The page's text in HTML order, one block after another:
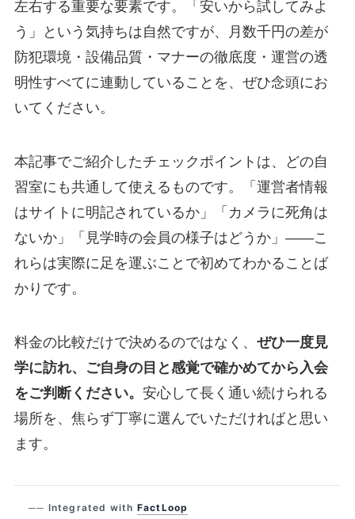
左右する重要な要素です。「安いから試してみよ
う」という気持ちは自然ですが、月数千円の差が
防犯環境・設備品質・マナーの徹底度・運営の透
明性すべてに連動していることを、ぜひ念頭にお
いてください。
本記事でご紹介したチェックポイントは、どの自
習室にも共通して使えるものです。「運営者情報
はサイトに明記されているか」「カメラに死角は
ないか」「見学時の会員の様子はどうか」——こ
れらは実際に足を運ぶことで初めてわかることば
かりです。
料金の比較だけで決めるのではなく、 ぜひ一度見
学に訪れ、ご自身の目と感覚で確かめてから入会
をご判断ください。 安心して長く通い続けられる
場所を、焦らず丁寧に選んでいただければと思い
ます。
── Integrated with FactLoop